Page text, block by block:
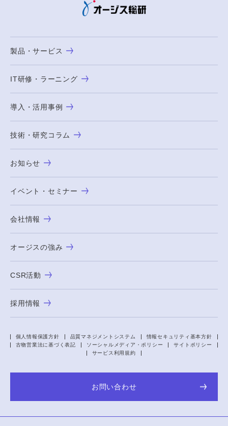
製品・サービス
IT研修・ラーニング
導入・活用事例
技術・研究コラム
お知らせ
イベント・セミナー
会社情報
オージスの強み
CSR活動
採用情報
個人情報保護方針 品質マネジメントシステム
情報セキュリティ基本方針
古物営業法に基づく表記
ソーシャルメディア・ポリシー
サイトポリシー
サービス利用規約
お問い合わせ